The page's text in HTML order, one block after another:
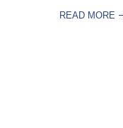
READ MORE